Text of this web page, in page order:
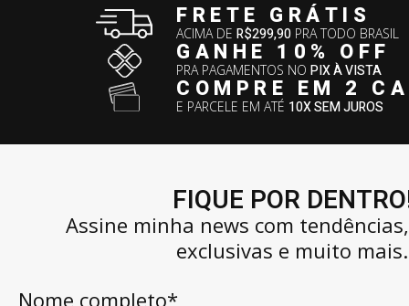
FRETE GRÁTIS
ACIMA DER$299,90 PRA TODO BRASIL
GANHE 10% OFF
PRA PAGAMENTOS NOPIX À VISTA
COMPRE EM 2
E PARCELE EM ATÉ 10X SEM JUROS
FIQUE POR
Assine minha news com
exclusivas e muito mais.